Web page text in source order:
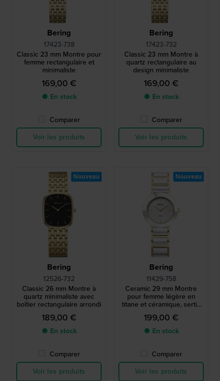
Bering
17423-738
Classic 23 mm Montre pour
femme rectangulaire et
minimaliste
169,00 €
● En stock
Comparer
Voir les produits
Bering
17423-732
Classic 23 mm Montre à
quartz rectangulaire au
design minimaliste
169,00 €
● En stock
Comparer
Voir les produits
Bering
12526-732
Classic 26 mm Montre à
quartz minimaliste avec
boîtier rectangulaire arrondi
189,00 €
● En stock
Comparer
Voir les produits
Nouveau
Bering
11429-758
Ceramic 29 mm Montre
pour femme légère en
titane et céramique, sertie
de diamants
199,00 €
● En stock
Comparer
Voir les produits
Nouveau